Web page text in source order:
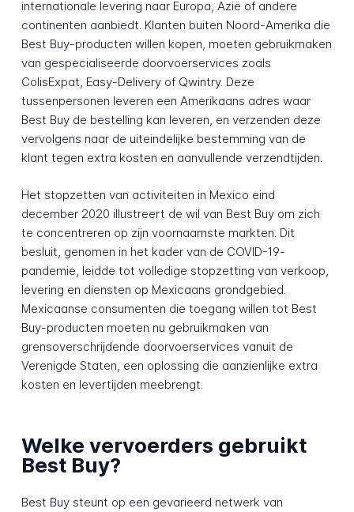
internationale levering naar Europa, Azië of andere
continenten aanbiedt. Klanten buiten Noord-Amerika die
Best Buy-producten willen kopen, moeten gebruikmaken
van gespecialiseerde doorvoerservices zoals
ColisExpat, Easy-Delivery of Qwintry. Deze
tussenpersonen leveren een Amerikaans adres waar
Best Buy de bestelling kan leveren, en verzenden deze
vervolgens naar de uiteindelijke bestemming van de
klant tegen extra kosten en aanvullende verzendtijden.
Het stopzetten van activiteiten in Mexico eind
december 2020 illustreert de wil van Best Buy om zich
te concentreren op zijn voornaamste markten. Dit
besluit, genomen in het kader van de COVID-19-
pandemie, leidde tot volledige stopzetting van verkoop,
levering en diensten op Mexicaans grondgebied.
Mexicaanse consumenten die toegang willen tot Best
Buy-producten moeten nu gebruikmaken van
grensoverschrijdende doorvoerservices vanuit de
Verenigde Staten, een oplossing die aanzienlijke extra
kosten en levertijden meebrengt.
Welke vervoerders gebruikt
Best Buy?
Best Buy steunt op een gevarieerd netwerk van